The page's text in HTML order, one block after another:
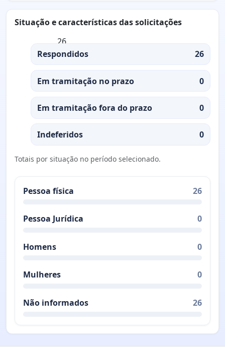
Situação e características das solicitações
26
Respondidos
26
Em tramitação no prazo 0
Em tramitação fora do prazo 0
Indeferidos 0
Totais por situação no período selecionado.
Pessoa física 26
Pessoa Jurídica 0
Homens 0
Mulheres 0
Não informados 26